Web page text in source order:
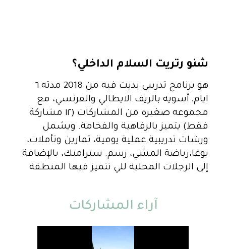
شنو رتريت السلام الداخلي؟
هو برنامج تدريبي بديت فيه من 2018 مدته ٦
ايام, أسويه بالريف الايطالي والفرنسي، مع
مجموعه صغيره من المشاركات (١٢ مشاركة
فقط) يتميز بالرفاهية والفخامة. ويشمل
ورشات تدريبية عملية يومية، تمارين وتأملات،
يوغا،رياضة المشي، رسم. سيراميك، بالإضافة
إلى الرجلات المحلية للي تتميز فيها المنطقة
آراء المشاركات